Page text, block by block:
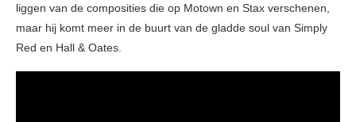
liggen van de composities die op Motown en Stax verschenen,
maar hij komt meer in de buurt van de gladde soul van Simply
Red en Hall & Oates.